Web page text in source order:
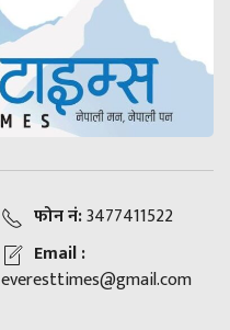
फोन नं:3477411522
Email :
everesttimes@gmail.com